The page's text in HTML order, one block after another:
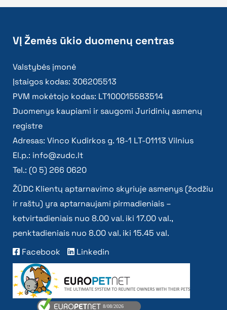
VĮ Žemės ūkio duomenų centras
Valstybės įmonė
Įstaigos kodas: 306205513
PVM mokėtojo kodas: LT100015583514
Duomenys kaupiami ir saugomi Juridinių asmenų
registre
Adresas: Vinco Kudirkos g. 18-1 LT-01113 Vilnius
El.p.: info@zudc.lt
Tel.: (0 5) 266 0620
ŽŪDC Klientų aptarnavimo skyriuje asmenys (žodžiu
ir raštu) yra aptarnaujami pirmadieniais –
ketvirtadieniais nuo 8.00 val. iki 17.00 val.,
penktadieniais nuo 8.00 val. iki 15.45 val.
Facebook
Linkedin